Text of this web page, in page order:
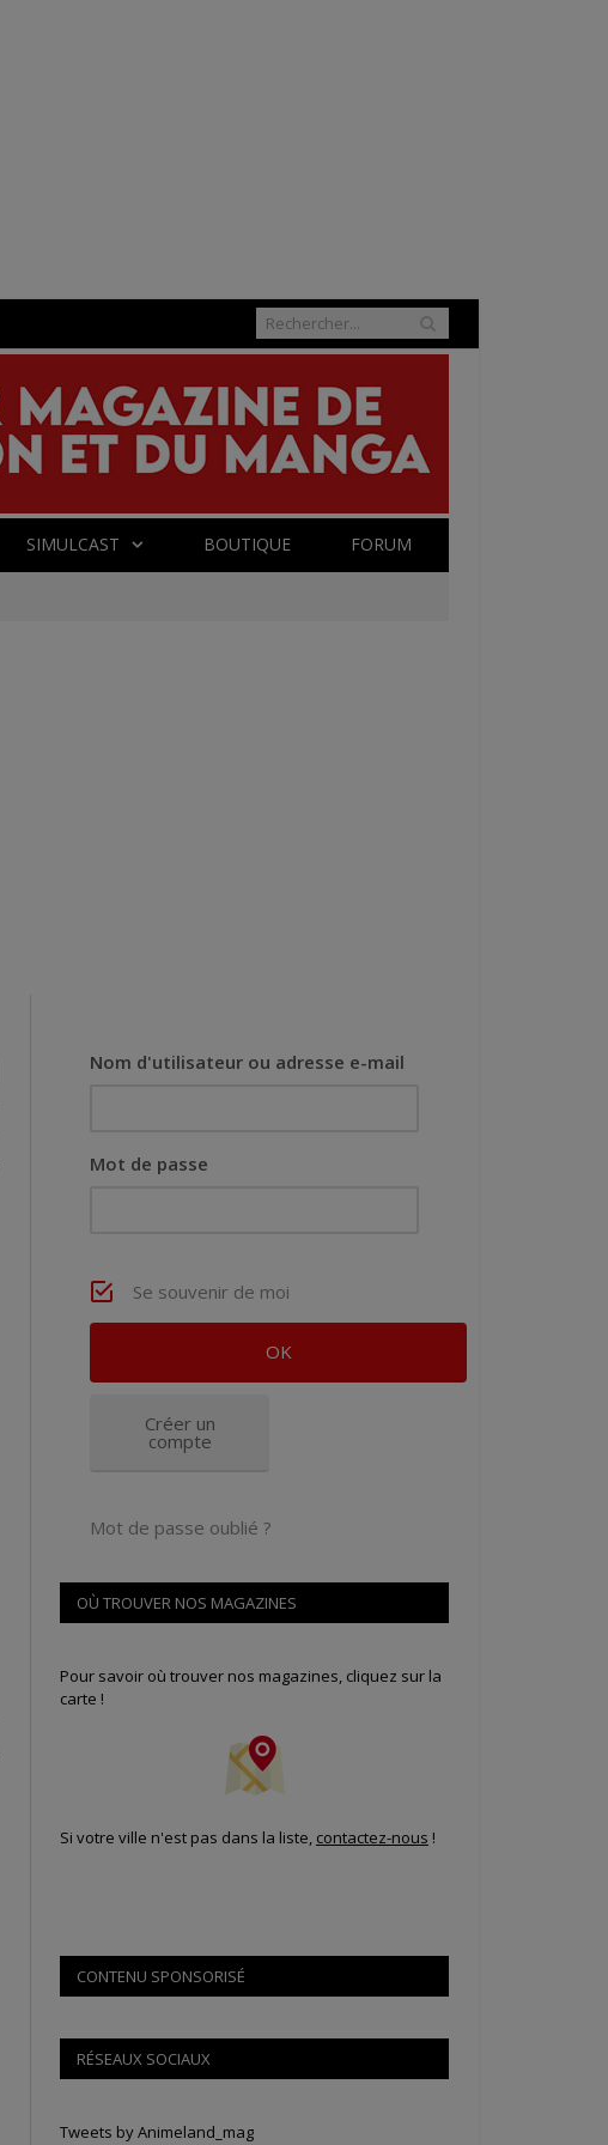
SIMULCAST BOUTIQUE FORUM
Nom d'utilisateur ou adresse e-mail
Mot de passe
Se souvenir de moi
Créer un
compte
Mot de passe oublié ?
OÙ TROUVER NOS MAGAZINES
Pour savoir où trouver nos magazines, cliquez sur la
carte !
Si votre ville n'est pas dans la liste, contactez-nous !
CONTENU SPONSORISÉ
RÉSEAUX SOCIAUX
Tweets by Animeland_mag